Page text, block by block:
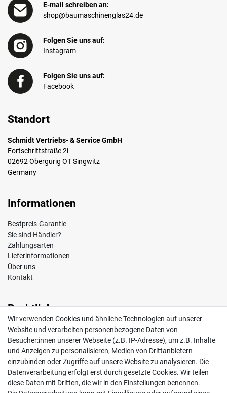
E-mail schreiben an:
shop@baumaschinenglas24.de
Folgen Sie uns auf:
Instagram
Folgen Sie uns auf:
Facebook
Standort
Schmidt Vertriebs- & Service GmbH
Fortschrittstraße 2i
02692 Obergurig OT Singwitz
Germany
Informationen
Bestpreis-Garantie
Sie sind Händler?
Zahlungsarten
Lieferinformationen
Über uns
Kontakt
Rechtliches
Impressum
AGB
Widerrufsrecht
Datenschutz
Vertrag widerrufen
Wir verwenden Cookies und ähnliche Technologien auf unserer
Website und verarbeiten personenbezogene Daten von
Besucher:innen unserer Webseite (z.B. IP-Adresse), um z.B. Inhalte
und Anzeigen zu personalisieren, Medien von Drittanbietern
einzubinden oder Zugriffe auf unsere Website zu analysieren. Die
Datenverarbeitung erfolgt erst durch gesetzte Cookies. Wir teilen
diese Daten mit Dritten, die wir in den Einstellungen benennen.